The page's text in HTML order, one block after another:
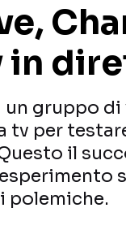
in
un gruppo
tv per
il
polemiche.